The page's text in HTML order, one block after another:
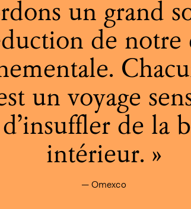
un grand
de notre
un voyage
de la
intérieur.
Omexco